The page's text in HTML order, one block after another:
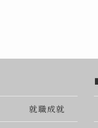
就職成就